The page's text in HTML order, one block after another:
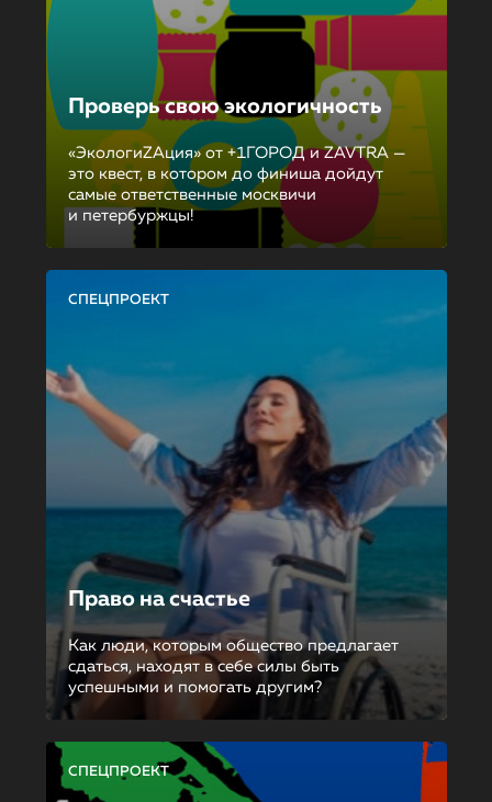
Проверь свою экологичность
«ЭкологиZAция» от +1ГОРОД и ZAVTRA —
это квест, в котором до финиша дойдут
самые ответственные москвичи
и петербуржцы!
СПЕЦПРОЕКТ
Право на счастье
Как люди, которым общество предлагает
сдаться, находят в себе силы быть
успешными и помогать другим?
СПЕЦПРОЕКТ